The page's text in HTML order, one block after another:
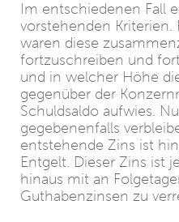
Im entschiedenen Fall
vorstehenden Kriterien.
waren diese
fortzuschreiben und
und in welcher Höhe
gegenüber der
Schuldsaldo aufwies.
gegebenenfalls
entstehende Zins ist
Entgelt. Dieser Zins ist
hinaus mit an
Guthabenzinsen zu